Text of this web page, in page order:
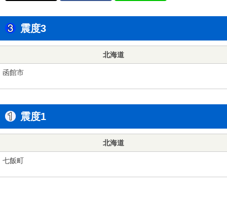
震度3
北海道
函館市
震度1
北海道
七飯町